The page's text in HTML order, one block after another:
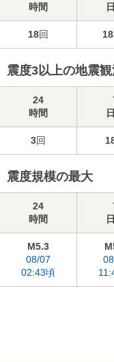
時間
18回
震度3以上の地震
24
時間
3回
震度規模の最大
24
時間
M5.3
08/07
02:43頃